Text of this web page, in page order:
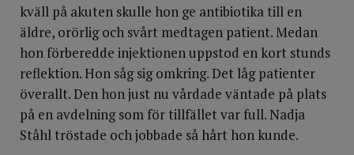
kväll på akuten skulle hon ge antibiotika till en
äldre, orörlig och svårt medtagen patient. Medan
hon förberedde injektionen uppstod en kort stunds
reflektion. Hon såg sig omkring. Det låg patienter
överallt. Den hon just nu vårdade väntade på plats
på en avdelning som för tillfället var full. Nadja
Ståhl tröstade och jobbade så hårt hon kunde.